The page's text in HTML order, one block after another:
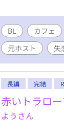
学生・橘丈一
事だけが楽しみ
郎はフラれてし
恋人関係になっ
秘書は、カフェ
の育ちから人を
弘貴。だが、カ
ちに変化が現れ
BL カフェ
元ホスト
失
長編 完結
赤いトラロ
ようさん